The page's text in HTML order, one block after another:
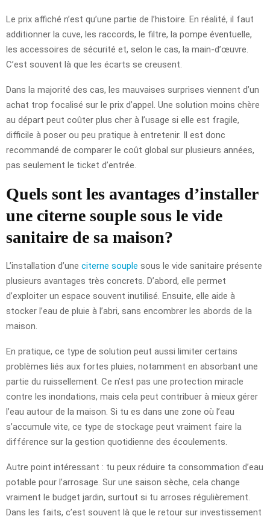
Le prix affiché n’est qu’une partie de l’histoire. En réalité, il faut
additionner la cuve, les raccords, le filtre, la pompe éventuelle,
les accessoires de sécurité et, selon le cas, la main-d’œuvre.
C’est souvent là que les écarts se creusent.
Dans la majorité des cas, les mauvaises surprises viennent d’un
achat trop focalisé sur le prix d’appel. Une solution moins chère
au départ peut coûter plus cher à l’usage si elle est fragile,
difficile à poser ou peu pratique à entretenir. Il est donc
recommandé de comparer le coût global sur plusieurs années,
pas seulement le ticket d’entrée.
Quels sont les avantages d’installer
une citerne souple sous le vide
sanitaire de sa maison?
L’installation d’une citerne souple sous le vide sanitaire présente
plusieurs avantages très concrets. D’abord, elle permet
d’exploiter un espace souvent inutilisé. Ensuite, elle aide à
stocker l’eau de pluie à l’abri, sans encombrer les abords de la
maison.
En pratique, ce type de solution peut aussi limiter certains
problèmes liés aux fortes pluies, notamment en absorbant une
partie du ruissellement. Ce n’est pas une protection miracle
contre les inondations, mais cela peut contribuer à mieux gérer
l’eau autour de la maison. Si tu es dans une zone où l’eau
s’accumule vite, ce type de stockage peut vraiment faire la
différence sur la gestion quotidienne des écoulements.
Autre point intéressant : tu peux réduire ta consommation d’eau
potable pour l’arrosage. Sur une saison sèche, cela change
vraiment le budget jardin, surtout si tu arroses régulièrement.
Dans les faits, c’est souvent là que le retour sur investissement